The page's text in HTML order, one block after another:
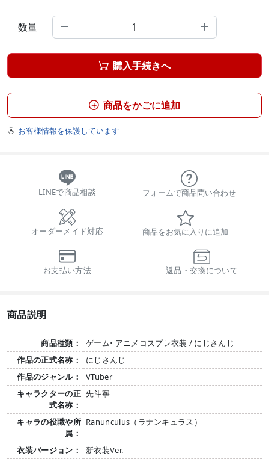
数量  
 購入手続きへ
 商品をかごに追加
 お客様情報を保護しています
LINEで商品相談 フォームで商品問い合わせ
オーダーメイド対応 商品をお気に入りに追加
お支払い方法 返品・交換について
商品説明
商品種類：
ゲーム• アニメコスプレ衣装 / にじさんじ
作品の正式名称：
にじさんじ
作品のジャンル：
VTuber
キャラクターの正
式名称：
先斗寧
キャラの役職や所
属：
Ranunculus（ラナンキュラス）
衣装バージョン：
新衣装Ver.